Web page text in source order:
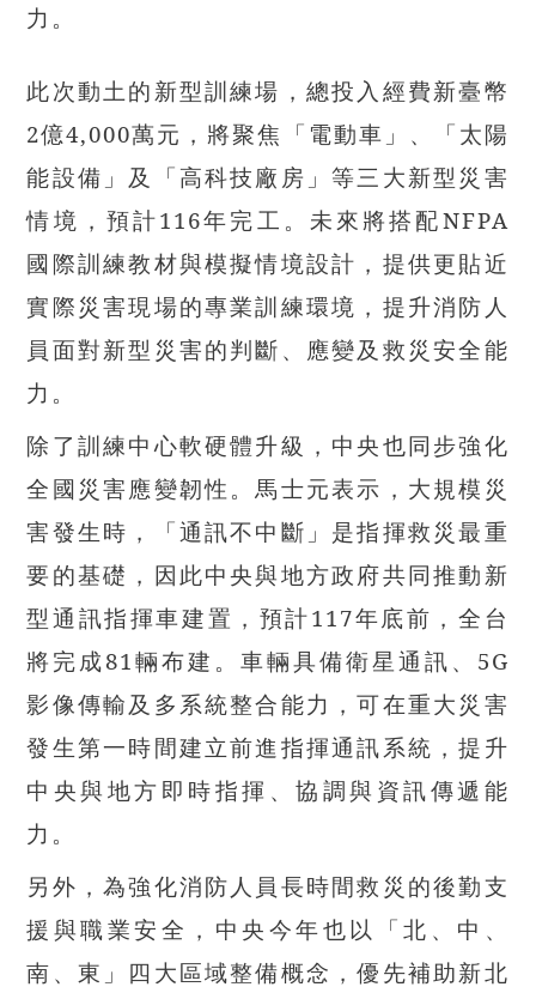
力。
此次動土的新型訓練場，總投入經費新臺幣
2億4,000萬元，將聚焦「電動車」、「太陽
能設備」及「高科技廠房」等三大新型災害
情境，預計116年完工。未來將搭配NFPA
國際訓練教材與模擬情境設計，提供更貼近
實際災害現場的專業訓練環境，提升消防人
員面對新型災害的判斷、應變及救災安全能
力。
除了訓練中心軟硬體升級，中央也同步強化
全國災害應變韌性。馬士元表示，大規模災
害發生時，「通訊不中斷」是指揮救災最重
要的基礎，因此中央與地方政府共同推動新
型通訊指揮車建置，預計117年底前，全台
將完成81輛布建。車輛具備衛星通訊、5G
影像傳輸及多系統整合能力，可在重大災害
發生第一時間建立前進指揮通訊系統，提升
中央與地方即時指揮、協調與資訊傳遞能
力。
另外，為強化消防人員長時間救災的後勤支
援與職業安全，中央今年也以「北、中、
南、東」四大區域整備概念，優先補助新北